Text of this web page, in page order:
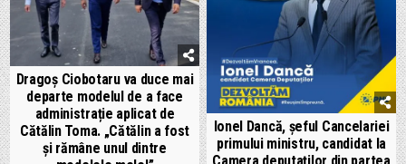
Dragoș Ciobotaru va duce mai
departe modelul de a face
administrație aplicat de
Cătălin Toma. „Cătălin a fost
și rămâne unul dintre
Ionel Dancă, șeful Cancelariei
primului ministru, candidat la